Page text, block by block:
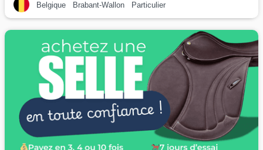
Belgique Brabant-Wallon Particulier